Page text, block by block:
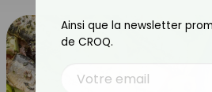
Ainsi que la newsletter
de CROQ.